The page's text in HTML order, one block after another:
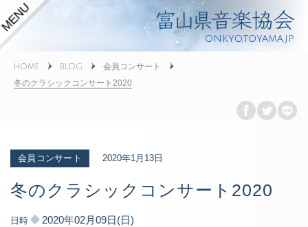
onkyo.toyama.jp
HOME BLOG 会員コンサート
冬のクラシックコンサート2020
冬のクラシックコンサート2020
会員コンサート 2020年1月13日
日時 2020年02月09日(日)